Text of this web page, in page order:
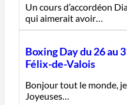
Un cours d’accordéon
qui aimerait avoir…
Boxing Day du 26 au
Félix-de-Valois
Bonjour tout le monde,
Joyeuses…